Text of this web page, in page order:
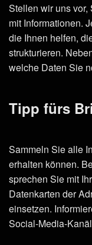
Stellen wir uns vor,
mit Informationen.
die Ihnen helfen,
strukturieren.
welche Daten Sie
Tipp fürs
Sammeln Sie alle
erhalten können.
sprechen Sie mit
Datenkarten der
einsetzen.
Social-Media-